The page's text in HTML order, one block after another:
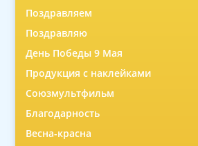
Поздравляем
Поздравляю
День Победы 9 Мая
Продукция с наклейками
Союзмультфильм
Благодарность
Весна-красна